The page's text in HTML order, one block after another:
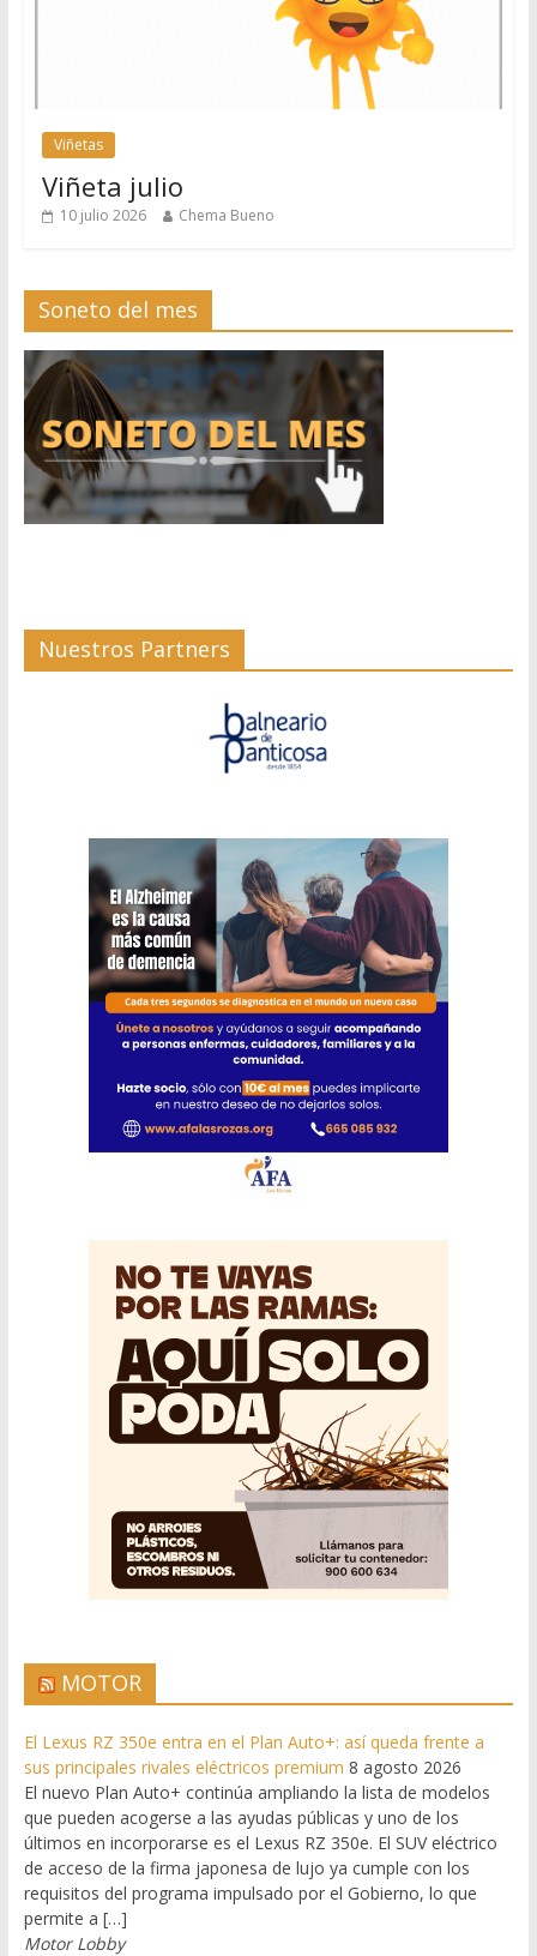
Viñetas
Viñeta julio
10 julio 2026 Chema Bueno
Soneto del mes
Nuestros Partners
MOTOR
El Lexus RZ 350e entra en el Plan Auto+: así queda frente a
sus principales rivales eléctricos premium 8 agosto 2026
El nuevo Plan Auto+ continúa ampliando la lista de modelos
que pueden acogerse a las ayudas públicas y uno de los
últimos en incorporarse es el Lexus RZ 350e. El SUV eléctrico
de acceso de la firma japonesa de lujo ya cumple con los
requisitos del programa impulsado por el Gobierno, lo que
permite a […]
Motor Lobby